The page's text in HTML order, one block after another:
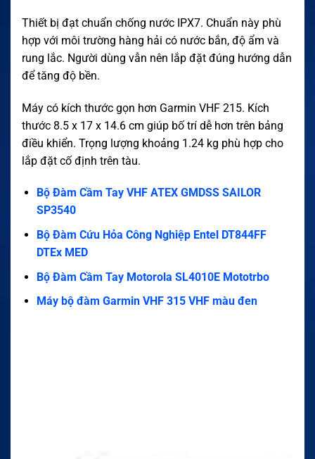
Thiết bị đạt chuẩn chống nước IPX7. Chuẩn này phù
hợp với môi trường hàng hải có nước bắn, độ ẩm và
rung lắc. Người dùng vẫn nên lắp đặt đúng hướng dẫn
để tăng độ bền.
Máy có kích thước gọn hơn Garmin VHF 215. Kích
thước 8.5 x 17 x 14.6 cm giúp bố trí dễ hơn trên bảng
điều khiển. Trọng lượng khoảng 1.24 kg phù hợp cho
lắp đặt cố định trên tàu.
Bộ Đàm Cầm Tay VHF ATEX GMDSS SAILOR
SP3540
Bộ Đàm Cứu Hỏa Công Nghiệp Entel DT844FF
DTEx MED
Bộ Đàm Cầm Tay Motorola SL4010E Mototrbo
Máy bộ đàm Garmin VHF 315 VHF màu đen